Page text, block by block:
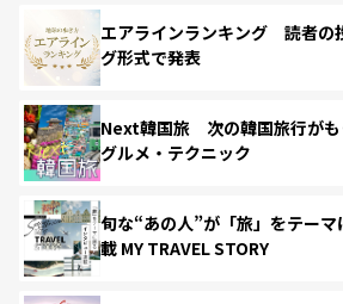
エアラインランキング 読者の
グ形式で発表
Next韓国旅 次の韓国旅行がも
グルメ・テクニック
旬な“あの人”が「旅」をテー
載 MY TRAVEL STORY